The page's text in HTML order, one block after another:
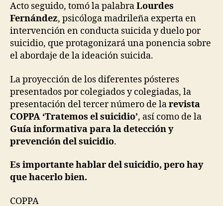
Acto seguido, tomó la palabraLourdes
Fernández, psicóloga madrileña experta en
intervención en conducta suicida y duelo por
suicidio, que protagonizará una ponencia sobre
el abordaje de la ideación suicida.
La proyección de los diferentes pósteres
presentados por colegiados y colegiadas, la
presentación del tercer número de larevista
COPPA ‘Tratemos el suicidio’, así como de la
Guía informativa para la detección y
prevención del suicidio.
Es importante hablar del suicidio, pero hay
que hacerlo bien.
COPPA